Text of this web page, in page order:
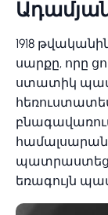
1918
սարքը, որը
ստատիկ
պատրաստեց
եռագույն